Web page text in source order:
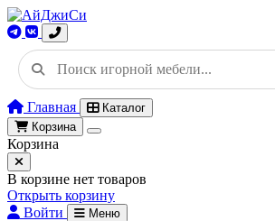
Главная
Каталог
Корзина
Корзина
В корзине нет товаров
Открыть корзину
Войти
Меню